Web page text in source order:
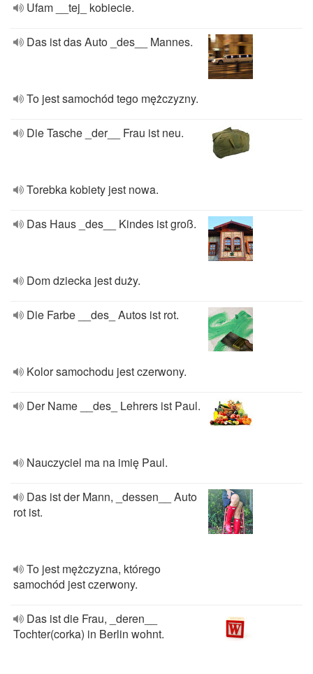
Ufam __tej_ kobiecie.
Das ist das Auto _des__ Mannes.
To jest samochód tego mężczyzny.
Die Tasche _der__ Frau ist neu.
Torebka kobiety jest nowa.
Das Haus _des__ Kindes ist groß.
Dom dziecka jest duży.
Die Farbe __des_ Autos ist rot.
Kolor samochodu jest czerwony.
Der Name __des_ Lehrers ist Paul.
Nauczyciel ma na imię Paul.
Das ist der Mann, _dessen__ Auto
rot ist.
To jest mężczyzna, którego
samochód jest czerwony.
Das ist die Frau, _deren__
Tochter(corka) in Berlin wohnt.